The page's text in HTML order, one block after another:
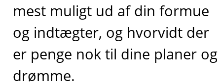
mest muligt ud af din formue
og indtægter, og hvorvidt der
er penge nok til dine planer og
drømme.